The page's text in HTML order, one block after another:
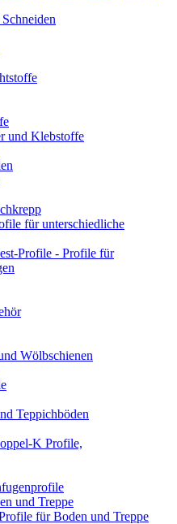
und Klebstoffe
für unterschiedliche
Profile - Profile für
Wölbschienen
Teppichböden
K Profile,
und Treppe
für Boden und Treppe